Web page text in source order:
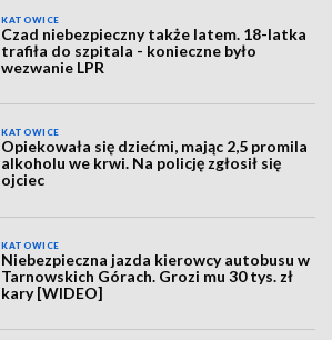
KATOWICE
Czad niebezpieczny także latem. 18-latka
trafiła do szpitala - konieczne było
wezwanie LPR
KATOWICE
Opiekowała się dziećmi, mając 2,5 promila
alkoholu we krwi. Na policję zgłosił się
ojciec
KATOWICE
Niebezpieczna jazda kierowcy autobusu w
Tarnowskich Górach. Grozi mu 30 tys. zł
kary [WIDEO]